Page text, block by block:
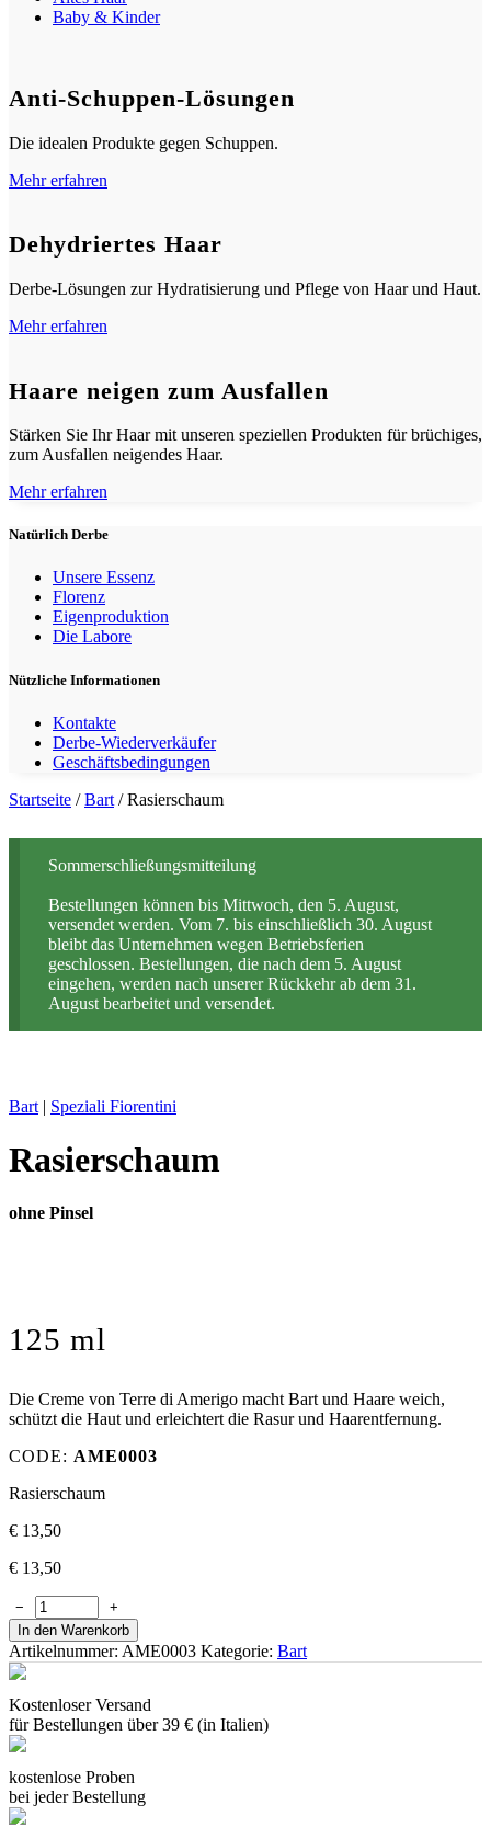
Baby & Kinder
Anti-Schuppen-Lösungen
Die idealen Produkte gegen Schuppen.
Mehr erfahren
Dehydriertes Haar
Derbe-Lösungen zur Hydratisierung und Pflege von Haar und Haut.
Mehr erfahren
Haare neigen zum Ausfallen
Stärken Sie Ihr Haar mit unseren speziellen Produkten für brüchiges,
zum Ausfallen neigendes Haar.
Mehr erfahren
Natürlich Derbe
Unsere Essenz
Florenz
Eigenproduktion
Die Labore
Nützliche Informationen
Kontakte
Derbe-Wiederverkäufer
Geschäftsbedingungen
Startseite /Bart / Rasierschaum
Sommerschließungsmitteilung
Bestellungen können bis Mittwoch, den 5. August,
versendet werden. Vom 7. bis einschließlich 30. August
bleibt das Unternehmen wegen Betriebsferien
geschlossen. Bestellungen, die nach dem 5. August
eingehen, werden nach unserer Rückkehr ab dem 31.
August bearbeitet und versendet.
Bart | Speziali Fiorentini
Rasierschaum
ohne Pinsel
125 ml
Die Creme von Terre di Amerigo macht Bart und Haare weich,
schützt die Haut und erleichtert die Rasur und Haarentfernung.
CODE: AME0003
Rasierschaum
€ 13,50
€ 13,50
−
+
In den Warenkorb
Artikelnummer: AME0003 Kategorie: Bart
Kostenloser Versand
für Bestellungen über 39 € (in Italien)
kostenlose Proben
bei jeder Bestellung